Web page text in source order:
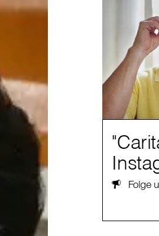
Folge